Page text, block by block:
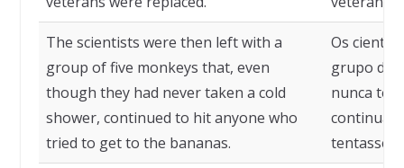
The scientists were then left with a
group of five monkeys that, even
though they had never taken a cold
shower, continued to hit anyone who
tried to get to the bananas.
Os
grupo de
nunca
tentasse